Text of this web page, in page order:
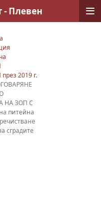
2019 г.
НА ЗОП С
питейна
сградите
- Плевен ≡